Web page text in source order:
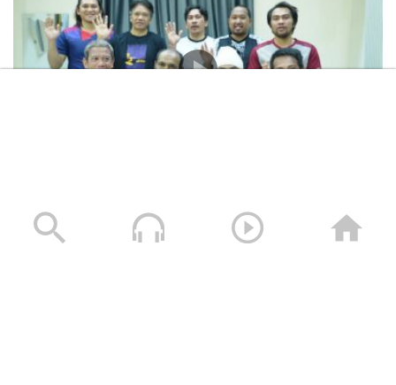
التي اغرقتها القوات المسلحة اليمنية